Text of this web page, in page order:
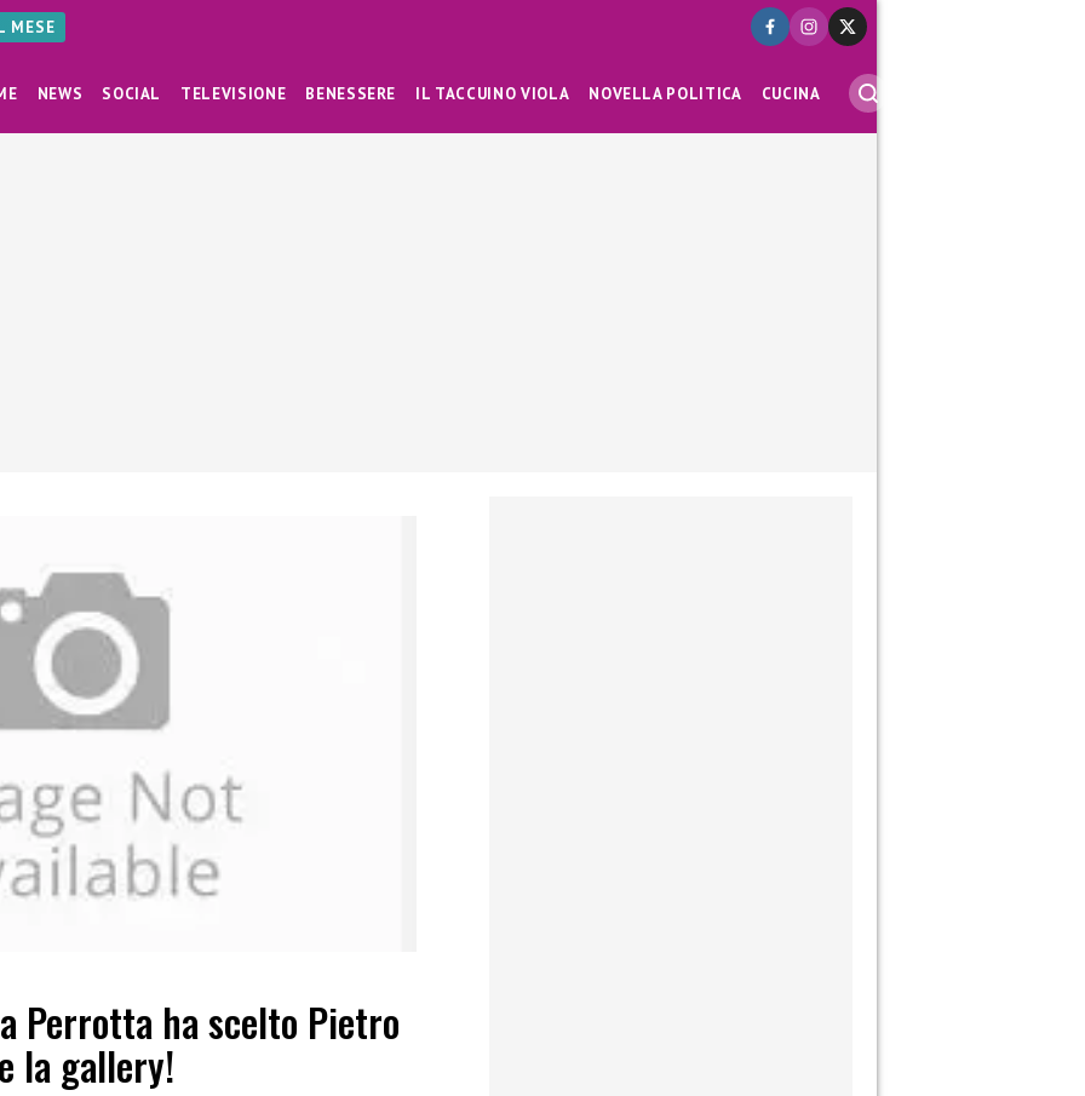
MESE
NEWS SOCIAL TELEVISIONE BENESSERE IL TACCUINO VIOLA NOVELLA POLITICA CUCINA
Perrotta ha scelto Pietro
la gallery!